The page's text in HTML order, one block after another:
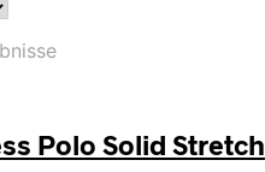
Polo Solid Stretch